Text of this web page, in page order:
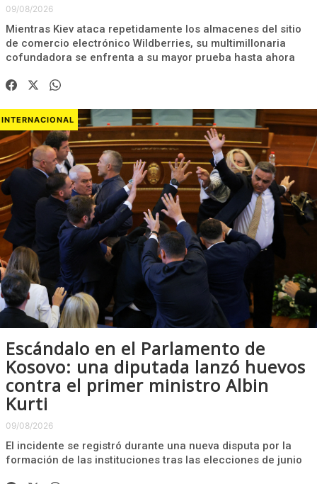
09/08/2026
Mientras Kiev ataca repetidamente los almacenes del sitio
de comercio electrónico Wildberries, su multimillonaria
cofundadora se enfrenta a su mayor prueba hasta ahora
INTERNACIONAL
Escándalo en el Parlamento de
Kosovo: una diputada lanzó huevos
contra el primer ministro Albin
Kurti
09/08/2026
El incidente se registró durante una nueva disputa por la
formación de las instituciones tras las elecciones de junio